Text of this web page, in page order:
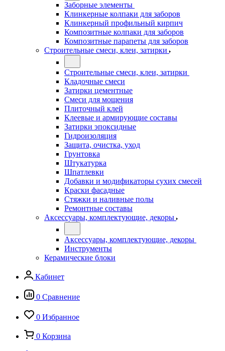
Заборные элементы
Клинкерные колпаки для заборов
Клинкерный профильный кирпич
Композитные колпаки для заборов
Композитные парапеты для заборов
Строительные смеси, клеи, затирки
Строительные смеси, клеи, затирки
Кладочные смеси
Затирки цементные
Смеси для мощения
Плиточный клей
Клеевые и армирующие составы
Затирки эпоксидные
Гидроизоляция
Защита, очистка, уход
Грунтовка
Штукатурка
Шпатлевки
Добавки и модификаторы сухих смесей
Краски фасадные
Стяжки и наливные полы
Ремонтные составы
Аксессуары, комплектующие, декоры
Аксессуары, комплектующие, декоры
Инструменты
Керамические блоки
Кабинет
0 Сравнение
0 Избранное
0 Корзина